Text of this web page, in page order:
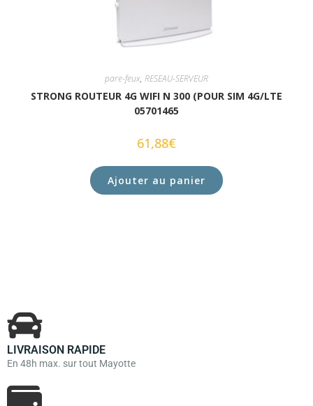
pare-feux, RESEAU-SERVEUR
STRONG ROUTEUR 4G WIFI N 300 (POUR SIM 4G/LTE
05701465
61,88€
Ajouter au panier
LIVRAISON RAPIDE
En 48h max. sur tout Mayotte